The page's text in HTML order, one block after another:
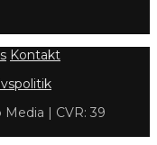
Kontakt
| CVR: 39